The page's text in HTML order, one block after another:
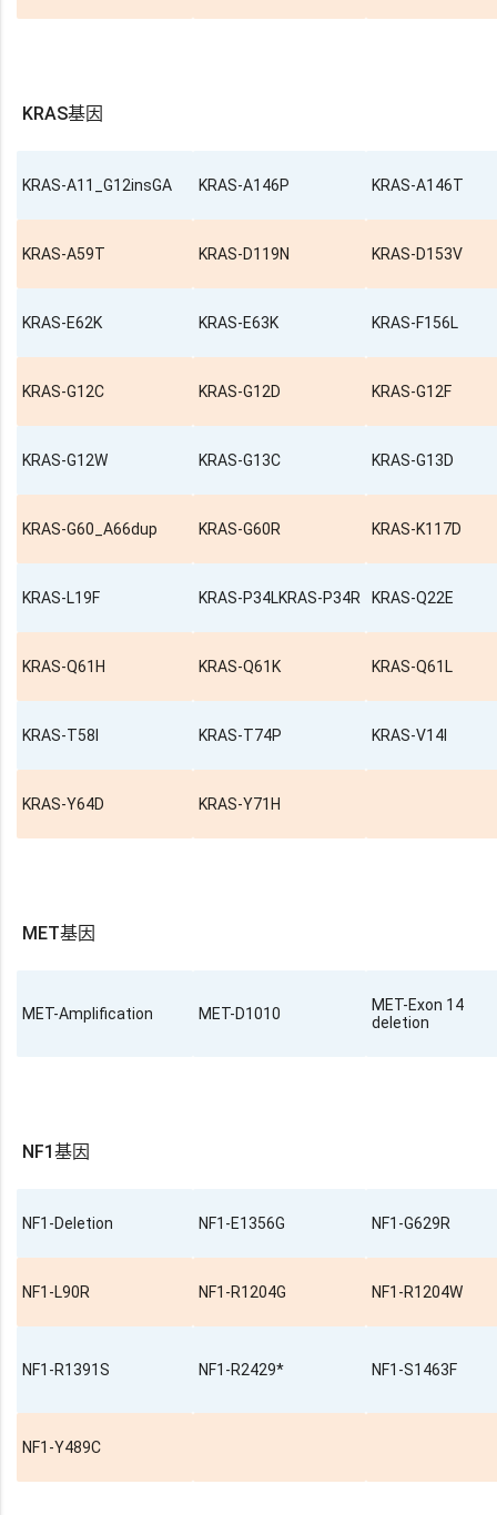
KRAS基因
KRAS-A11_G12insGA KRAS-A146P KRAS-A146T
KRAS-A59T KRAS-D119N KRAS-D153V
KRAS-E62K KRAS-E63K KRAS-F156L
KRAS-G12C KRAS-G12D KRAS-G12F
KRAS-G12W KRAS-G13C KRAS-G13D
KRAS-G60_A66dup KRAS-G60R KRAS-K117D
KRAS-L19F KRAS-P34LKRAS-P34R KRAS-Q22E
KRAS-Q61H KRAS-Q61K KRAS-Q61L
KRAS-T58I KRAS-T74P KRAS-V14I
KRAS-Y64D KRAS-Y71H
MET基因
MET-Amplification MET-D1010
MET-Exon 14
deletion
NF1基因
NF1-Deletion NF1-E1356G NF1-G629R
NF1-L90R NF1-R1204G NF1-R1204W
NF1-R1391S NF1-R2429* NF1-S1463F
NF1-Y489C